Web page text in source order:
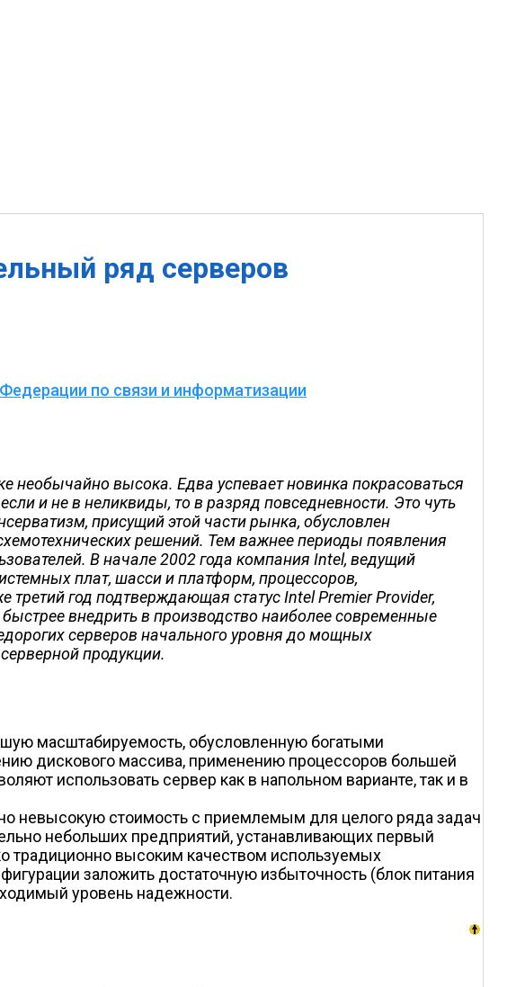
ряд серверов
по связи и информатизации
высока. Едва успевает новинка покрасоваться
и не в неликвиды, то в разряд повседневности. Это чуть
присущий этой части рынка, обусловлен
решений. Тем важнее периоды появления
В начале 2002 года компания Intel, ведущий
плат, шасси и платформ, процессоров,
год подтверждающая статус Intel Premier Provider,
внедрить в производство наиболее современные
серверов начального уровня до мощных
продукции.
масштабируемость, обусловленную богатыми
дискового массива, применению процессоров большей
использовать сервер как в напольном варианте, так и в
невысокую стоимость с приемлемым для целого ряда задач
небольших предприятий, устанавливающих первый
традиционно высоким качеством используемых
заложить достаточную избыточность (блок питания
уровень надежности.